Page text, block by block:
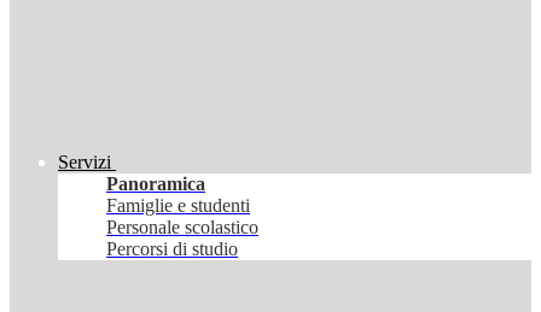
Servizi
Panoramica
Famiglie e studenti
Personale scolastico
Percorsi di studio